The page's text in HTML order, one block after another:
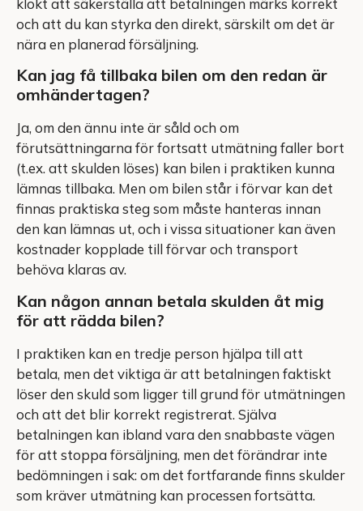
klokt att säkerställa att betalningen märks korrekt
och att du kan styrka den direkt, särskilt om det är
nära en planerad försäljning.
Kan jag få tillbaka bilen om den redan är
omhändertagen?
Ja, om den ännu inte är såld och om
förutsättningarna för fortsatt utmätning faller bort
(t.ex. att skulden löses) kan bilen i praktiken kunna
lämnas tillbaka. Men om bilen står i förvar kan det
finnas praktiska steg som måste hanteras innan
den kan lämnas ut, och i vissa situationer kan även
kostnader kopplade till förvar och transport
behöva klaras av.
Kan någon annan betala skulden åt mig
för att rädda bilen?
I praktiken kan en tredje person hjälpa till att
betala, men det viktiga är att betalningen faktiskt
löser den skuld som ligger till grund för utmätningen
och att det blir korrekt registrerat. Själva
betalningen kan ibland vara den snabbaste vägen
för att stoppa försäljning, men det förändrar inte
bedömningen i sak: om det fortfarande finns skulder
som kräver utmätning kan processen fortsätta.